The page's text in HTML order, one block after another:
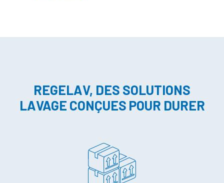
REGELAV, DES SOLUTIONS
LAVAGE CONÇUES POUR DURER